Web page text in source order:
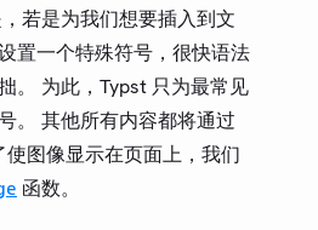
若是为我们想要插入到文
置一个特殊符号，很快语法
。 为此，Typst 只为最常见
。 其他所有内容都将通过
图像显示在页面上，我们
函数。